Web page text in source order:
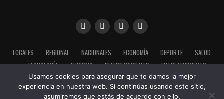
LOCALES REGIONAL NACIONALES ECONOMÍA DEPORTE
SALUD
TECNOLOGÍA
TURISMO INTERNACIONALES ENTRETENIMIENTO
Usamos cookies para asegurar que te damos la mejor
experiencia en nuestra web. Si continúas usando este sitio,
asumiremos que estás de acuerdo con ello.